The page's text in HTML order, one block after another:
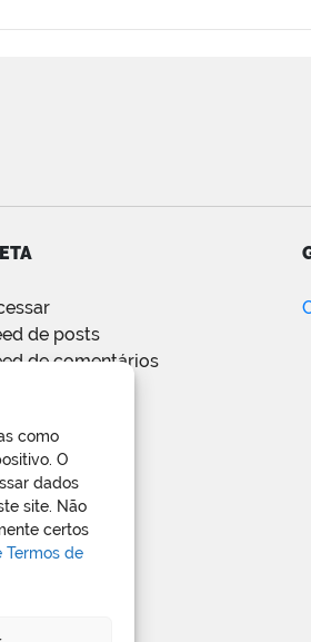
como
O
dados
site. Não
certos
Termos de
de posts
de comentários